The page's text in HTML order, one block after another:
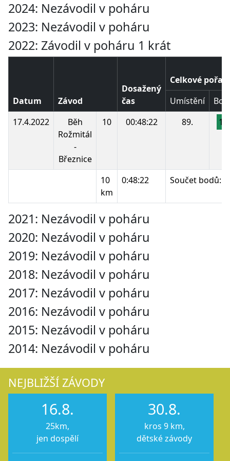
2024: Nezávodil v poháru
2023: Nezávodil v poháru
2022: Závodil v poháru 1 krát
Datum Závod
Dosažený
čas
Celkové pořadí
Umístění
17.4.2022
Běh
Rožmitál
-
Březnice
10 00:48:22 89. 11
10
km
0:48:22 Součet bodů:
2021: Nezávodil v poháru
2020: Nezávodil v poháru
2019: Nezávodil v poháru
2018: Nezávodil v poháru
2017: Nezávodil v poháru
2016: Nezávodil v poháru
2015: Nezávodil v poháru
2014: Nezávodil v poháru
NEJBLIŽŠÍ ZÁVODY
16.8.
25km,
jen dospělí
30.8.
kros 9 km,
dětské závody